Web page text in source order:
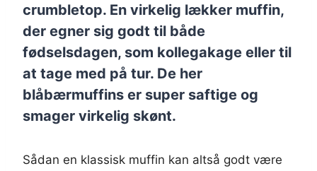
crumbletop. En virkelig lækker muffin,
der egner sig godt til både
fødselsdagen, som kollegakage eller til
at tage med på tur. De her
blåbærmuffins er super saftige og
smager virkelig skønt.
Sådan en klassisk muffin kan altså godt være